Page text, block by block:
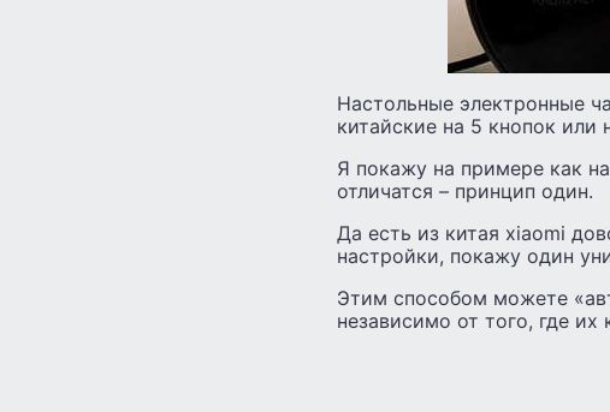
Настольные электронные
китайские на 5 кнопок или
Я покажу на примере как
отличатся – принцип один.
Да есть из китая xiaomi
настройки, покажу один
Этим способом можете
независимо от того, где их